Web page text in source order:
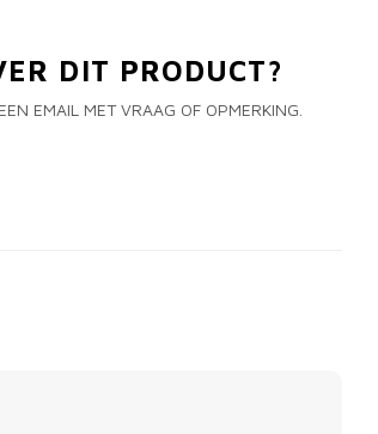
DIT PRODUCT?
EMAIL MET VRAAG OF OPMERKING.